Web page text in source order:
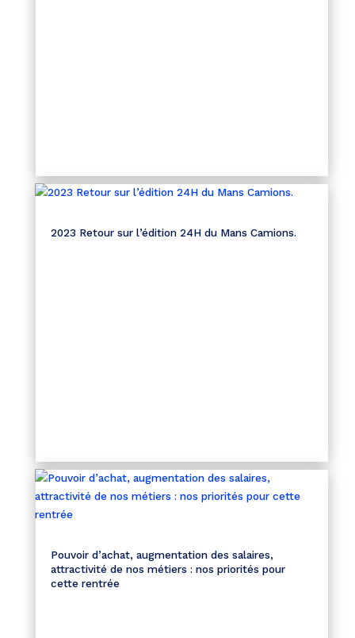
2023 Retour sur l’édition 24H du Mans Camions.
Pouvoir d’achat, augmentation des salaires,
attractivité de nos métiers : nos priorités pour
cette rentrée